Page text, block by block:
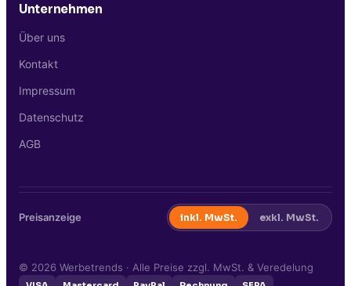
Unternehmen
Über uns
Kontakt
Impressum
Datenschutz
AGB
Preisanzeige inkl. MwSt. exkl. MwSt.
© 2026 Werbetrends · Alle Preise zzgl. MwSt. & Veredelung